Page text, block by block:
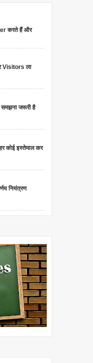
करते हैं और
Visitors ला
जरूरी है
कोई इस्तेमाल कर
नियंत्रण